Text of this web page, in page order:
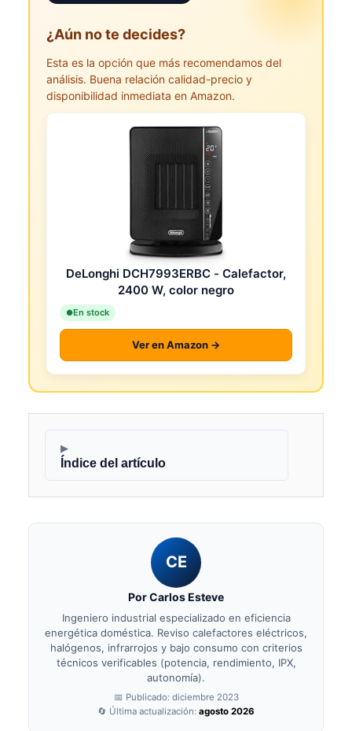
¿Aún no te decides?
Esta es la opción que más recomendamos del
análisis. Buena relación calidad-precio y
disponibilidad inmediata en Amazon.
DeLonghi DCH7993ERBC - Calefactor,
2400 W, color negro
En stock
Ver en Amazon →
▶
Índice del artículo
CE
Por Carlos Esteve
Ingeniero industrial especializado en eficiencia
energética doméstica. Reviso calefactores eléctricos,
halógenos, infrarrojos y bajo consumo con criterios
técnicos verificables (potencia, rendimiento, IPX,
autonomía).
📅 Publicado: diciembre 2023
🔄 Última actualización: agosto 2026